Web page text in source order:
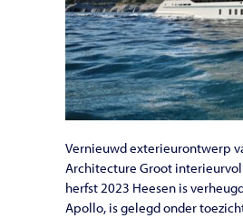
Vernieuwd exterieurontwerp
Architecture Groot
herfst 2023 Heesen is
Apollo, is gelegd onder toezicht